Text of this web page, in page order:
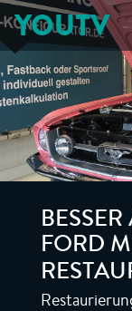
YOUTV
FORD